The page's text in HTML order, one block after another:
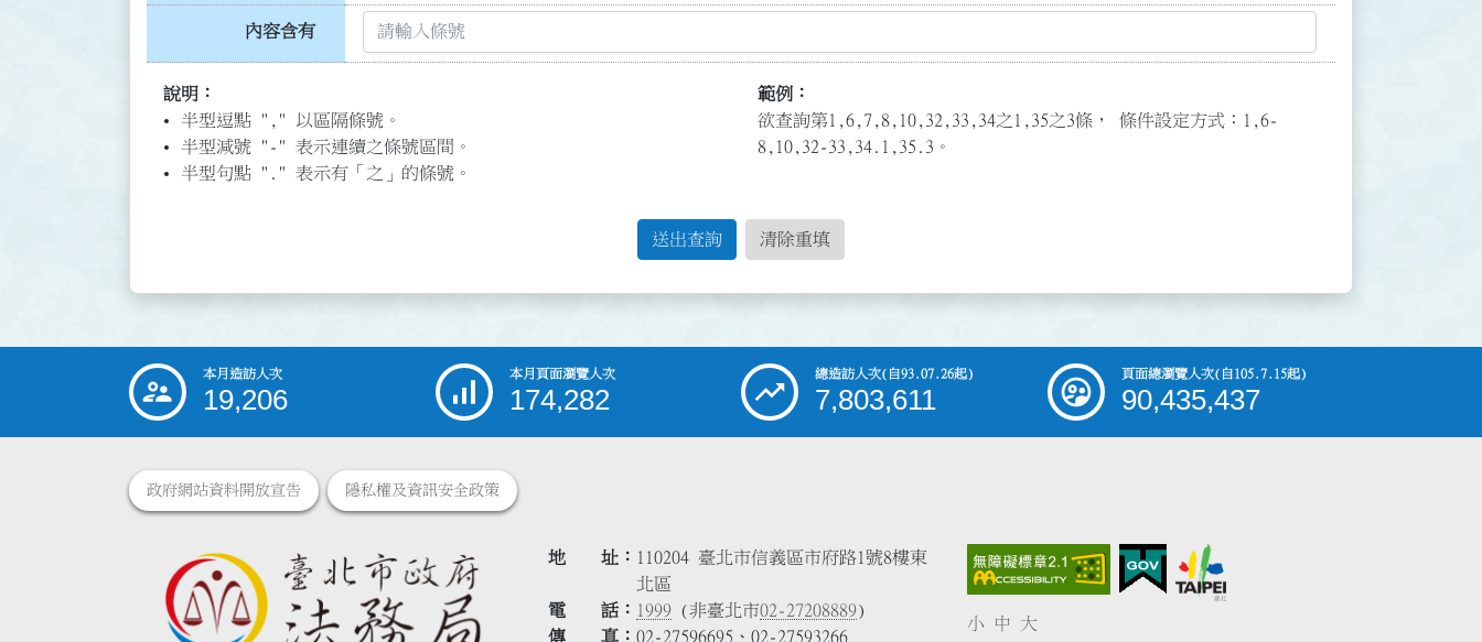
內容含有
說明：
半型逗點 "," 以區隔條號。
半型減號 "-" 表示連續之條號區間。
半型句點 "." 表示有「之」的條號。
範例：
欲查詢第1,6,7,8,10,32,33,34之1,35之3條， 條件設定方式：1,6-
8,10,32-33,34.1,35.3。
送出查詢 清除重填
::: 本月造訪人次
19,206
本月頁面瀏覽人次
174,282
總造訪人次(自93.07.26起)
7,803,611
頁面總瀏覽人次(自105.7.15起)
90,435,437
政府網站資料開放宣告 隱私權及資訊安全政策
地 址
110204 臺北市信義區市府路1號8樓東
北區
電 話
1999 (非臺北市02-27208889)
傳 真
02-27596695、02-27593266
小 中 大